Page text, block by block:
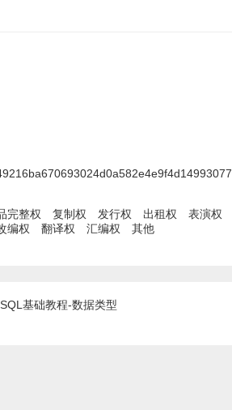
完整权 复制权 发行权 出租权 表演权
编权
翻译权 汇编权 其他